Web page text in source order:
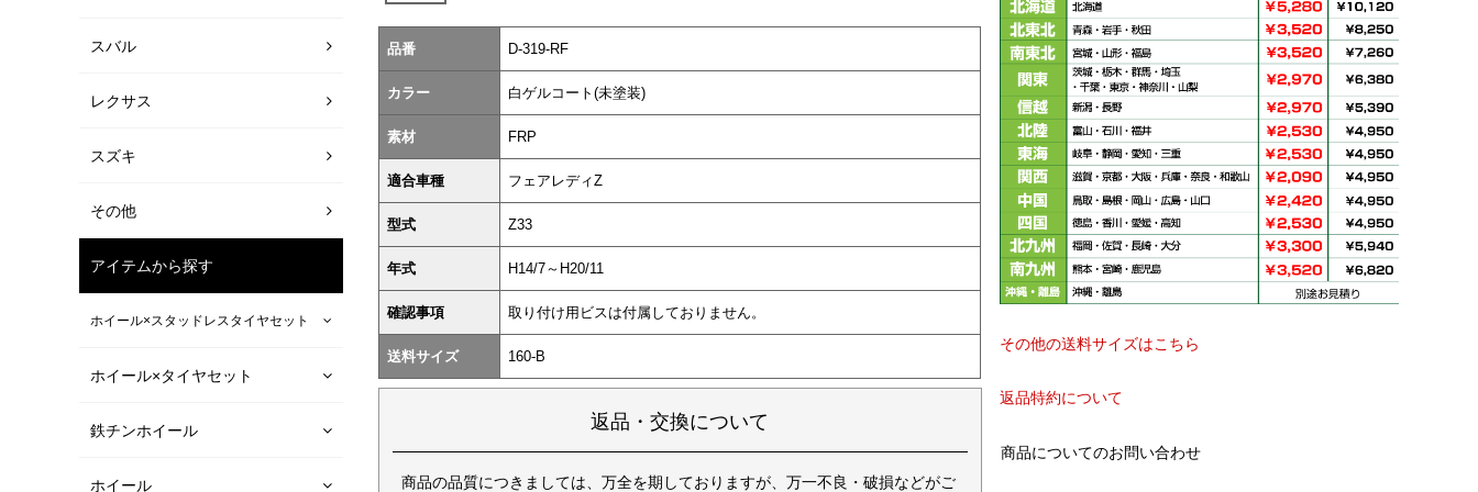
スバル
レクサス
スズキ
その他
アイテムから探す
ホイール×スタッドレスタイヤセット
ホイール×タイヤセット
鉄チンホイール
ホイール
品番 D-319-RF
カラー 白ゲルコート(未塗装)
素材 FRP
適合車種 フェアレディZ
型式 Z33
年式 H14/7～H20/11
確認事項 取り付け用ビスは付属しておりません。
送料サイズ 160-B
返品・交換について
商品の品質につきましては、万全を期しておりますが、万一不良・破損などがご
その他の送料サイズはこちら
返品特約について
商品についてのお問い合わせ